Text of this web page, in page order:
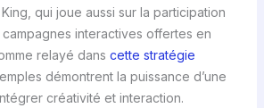
qui joue aussi sur la participation
interactives offertes en
relayé dans cette stratégie
démontrent la puissance d’une
créativité et interaction.